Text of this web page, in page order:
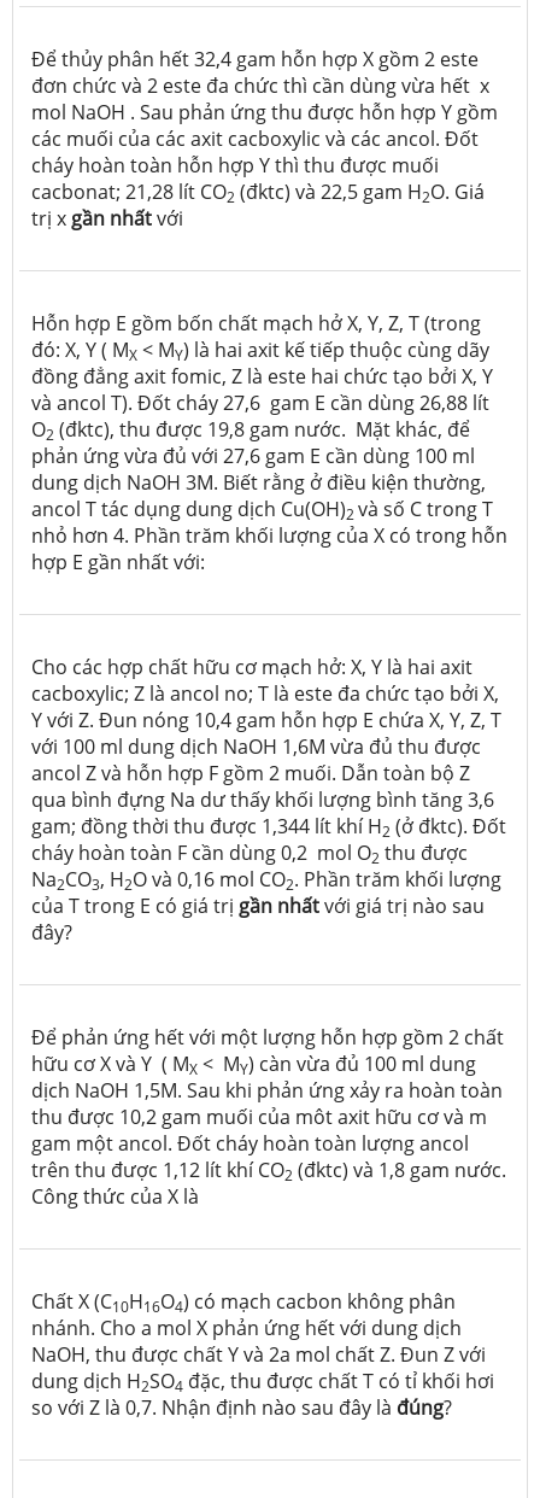
Để thủy phân hết 32,4 gam hỗn hợp X gồm 2 este
đơn chức và 2 este đa chức thì cần dùng vừa hết x
mol NaOH . Sau phản ứng thu được hỗn hợp Y gồm
các muối của các axit cacboxylic và các ancol. Đốt
cháy hoàn toàn hỗn hợp Y thì thu được muối
cacbonat; 21,28 lít CO2 (đktc) và 22,5 gam H2O. Giá
trị x gần nhấtvới
Hỗn hợp E gồm bốn chất mạch hở X, Y, Z, T (trong
đó: X, Y ( MX < MY) là hai axit kế tiếp thuộc cùng dãy
đồng đẳng axit fomic, Z là este hai chức tạo bởi X, Y
và ancol T). Đốt cháy 27,6 gam E cần dùng 26,88 lít
O2 (đktc), thu được 19,8 gam nước. Mặt khác, để
phản ứng vừa đủ với 27,6 gam E cần dùng 100 ml
dung dịch NaOH 3M. Biết rằng ở điều kiện thường,
ancol T tác dụng dung dịch Cu(OH)2và số C trong T
nhỏ hơn 4. Phần trăm khối lượng của X có trong hỗn
hợp E gần nhất với:
Cho các hợp chất hữu cơ mạch hở: X, Y là hai axit
cacboxylic; Z là ancol no; T là este đa chức tạo bởi X,
Y với Z. Đun nóng 10,4 gam hỗn hợp E chứa X, Y, Z, T
với 100 ml dung dịch NaOH 1,6M vừa đủ thu được
ancol Z và hỗn hợp F gồm 2 muối. Dẫn toàn bộ Z
qua bình đựng Na dư thấy khối lượng bình tăng 3,6
gam; đồng thời thu được 1,344 lít khí H2 (ở đktc). Đốt
cháy hoàn toàn F cần dùng 0,2 mol O2 thu được
Na2CO3, H2O và 0,16 mol CO2. Phần trăm khối lượng
của T trong E có giá trị gần nhấtvới giá trị nào sau
đây?
Để phản ứng hết với một lượng hỗn hợp gồm 2 chất
hữu cơ X và Y ( MX < MY) càn vừa đủ 100 ml dung
dịch NaOH 1,5M. Sau khi phản ứng xảy ra hoàn toàn
thu được 10,2 gam muối của môt axit hữu cơ và m
gam một ancol. Đốt cháy hoàn toàn lượng ancol
trên thu được 1,12 lít khí CO2 (đktc) và 1,8 gam nước.
Công thức của X là
Chất X (C10H16O4) có mạch cacbon không phân
nhánh. Cho a mol X phản ứng hết với dung dịch
NaOH, thu được chất Y và 2a mol chất Z. Đun Z với
dung dịch H2SO4 đặc, thu được chất T có tỉ khối hơi
so với Z là 0,7. Nhận định nào sau đây là đúng?